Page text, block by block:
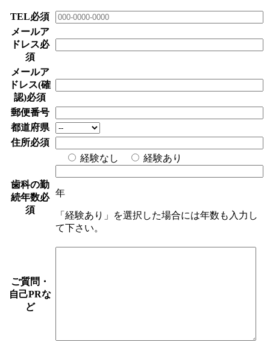
TEL必須
メールア
ドレス必
須
メールア
ドレス(確
認)必須
郵便番号
都道府県
住所必須
歯科の勤
続年数必
須
経験なし 経験あり
年
「経験あり」を選択した場合には年数も入力し
て下さい。
ご質問・
自己PRな
ど